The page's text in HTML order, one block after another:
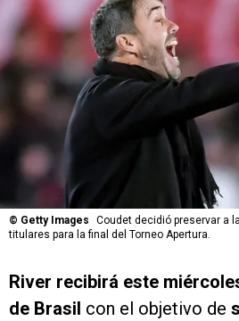
© Getty Images
Coudet decidió preservar a
titulares para la final del Torneo Apertura.
River recibirá este
de Brasil con el objetivo de